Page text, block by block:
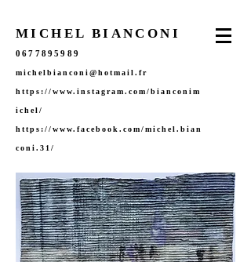
MICHEL BIANCONI
0677895989
michelbianconi@hotmail.fr
https://www.instagram.com/bianconim
ichel/
https://www.facebook.com/michel.bian
coni.31/